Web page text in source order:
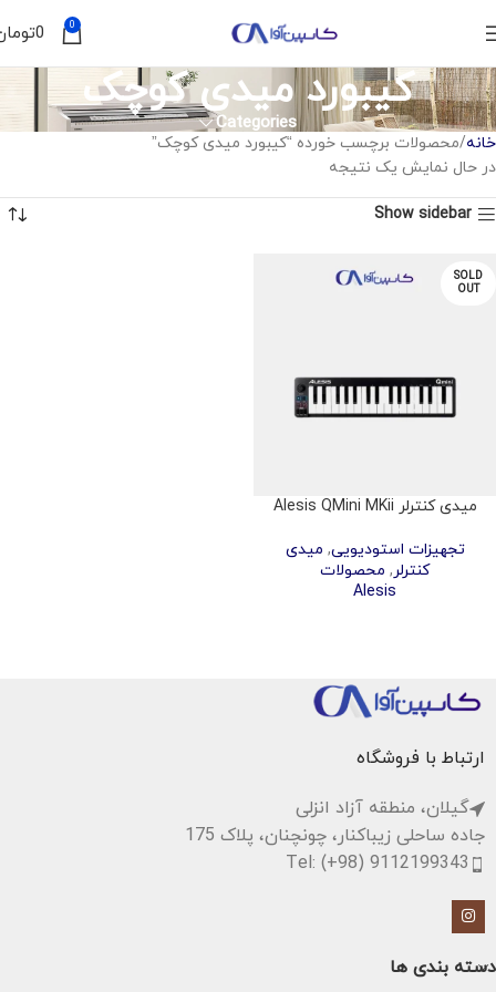
0
0
کیبورد میدی کوچک
Categories
خانه محصولات برچسب خورده “کیبورد میدی کوچک”
در حال نمایش یک نتیجه
Show sidebar
SOLD
OUT
میدی کنترلر Alesis QMini MKii
تجهیزات استودیویی, میدی
کنترلر, محصولات
Alesis
ارتباط با فروشگاه
گیلان، منطقه آزاد انزلی
جاده ساحلی زیباکنار، چونچنان، پلاک 175
Tel: (+98) 9112199343
دسته بندی ها